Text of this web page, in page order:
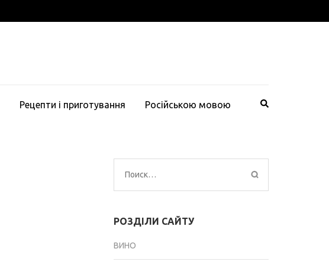
Рецепти і приготування Російською мовою
Найти:
РОЗДІЛИ САЙТУ
ВИНО